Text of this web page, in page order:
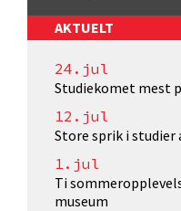
AKTUELT
24.jul
Studiekomet mest
12.jul
Store sprik i studier
1.jul
Ti
museum